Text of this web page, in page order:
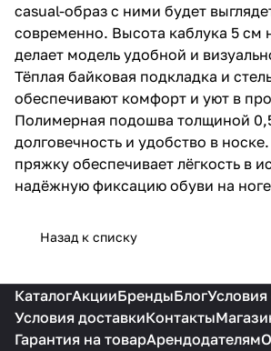
casual-образ с ними будет
современно. Высота каблука 5 см
делает модель удобной и
Тёплая байковая подкладка и
обеспечивают комфорт и уют в
Полимерная подошва толщиной
долговечность и удобство в
пряжку обеспечивает лёгкость в
надёжную фиксацию обуви на
Назад к списку
КаталогАкцииБрендыБлог
Условия доставкиКонтакты
Гарантия на товарАрендодателям